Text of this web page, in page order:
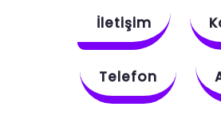
İletişim
Telefon